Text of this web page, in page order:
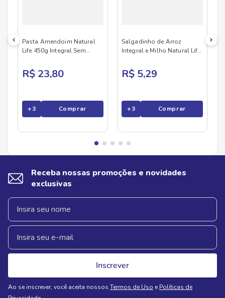
Pasta Amendoim Natural
Life 450g Integral Sem
R$ 23,80
+3 Comprar
Salgadinho de Arroz
Integral e Milho Natural Life
Salsa
R$ 5,29
+3 Comprar
Receba nossas promoções e novidades
exclusivas
Inscrever
Ao se inscrever, você aceita nossos Termos de Uso e Políticas de